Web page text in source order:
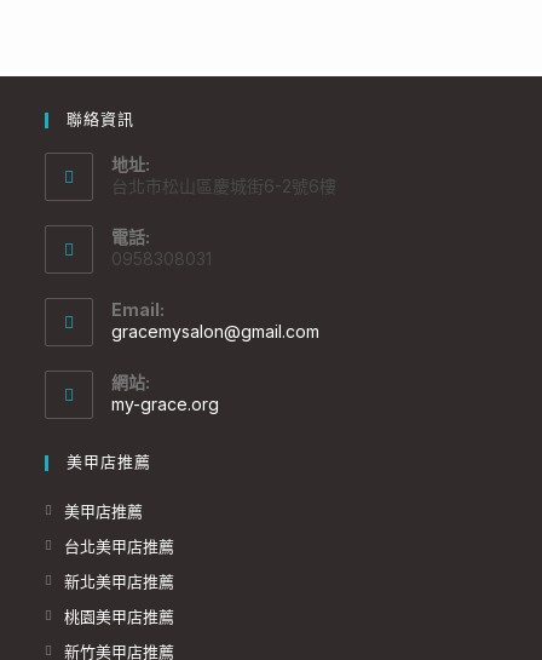
聯絡資訊
地址:
台北市松山區慶城街6-2號6樓
電話:
0958308031
Email:
gracemysalon@gmail.com
網站:
my-grace.org
美甲店推薦
美甲店推薦
台北美甲店推薦
新北美甲店推薦
桃園美甲店推薦
新竹美甲店推薦